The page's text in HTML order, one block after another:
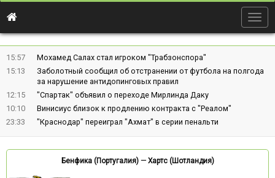
15:57
Мохамед Салах стал игроком "Трабзонспора"
15:13
Заболотный сообщил об отстранении от футбола на полгода
за нарушение антидопинговых правил
12:15
"Спартак" объявил о переходе Мирлинда Даку
10:10
Винисиус близок к продлению контракта с "Реалом"
23:33
"Краснодар" переиграл "Ахмат" в серии пенальти
Бенфика (Португалия)— Хартс (Шотландия)